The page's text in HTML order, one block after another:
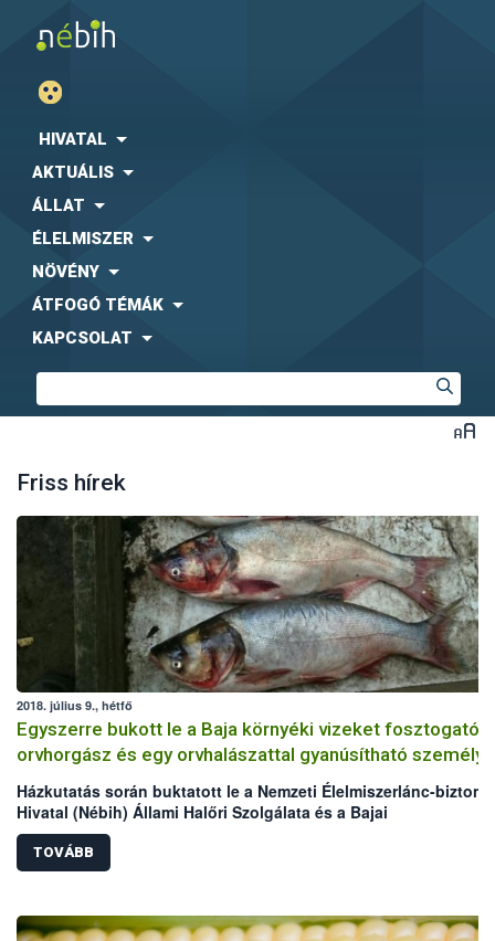
HIVATAL
AKTUÁLIS
ÁLLAT
ÉLELMISZER
NÖVÉNY
ÁTFOGÓ TÉMÁK
KAPCSOLAT
Friss hírek
2018. július 9., hétfő
Egyszerre bukott le a Baja környéki vizeket fosztogató
orvhorgász és egy orvhalászattal gyanúsítható személy
Házkutatás során buktatott le a Nemzeti Élelmiszerlánc-
Hivatal (Nébih) Állami Halőri Szolgálata és a Bajai
Rendőrkapitányság egy Baja környéki vizeket fosztogató
orvhorgászt, továbbá egy orvhalászattal gyanúsítható
orvhorgász házából összesen 21,68 kg hal, míg az
összesen 127,77 kg hal, elektromos halászgép, 30 zsák
TOVÁBB